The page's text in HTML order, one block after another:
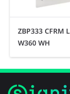
ZBP333 CFRM
W360 WH